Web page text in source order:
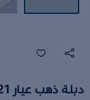
دبلة ذهب عيار 21 الوزن 2.2 جرام